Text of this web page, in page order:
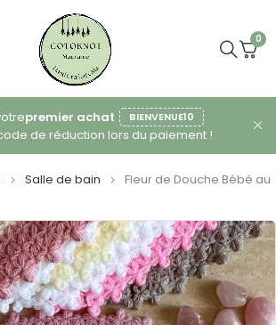
premier achat BIENVENUE10
de réduction lors du paiement !
0
Salle de bain
Fleur de Douche Bébé au